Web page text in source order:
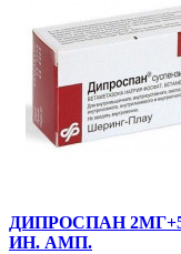
ДИПРОСПАН
ИН. АМП.